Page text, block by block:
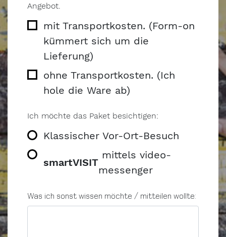
Angebot.
mit Transportkosten. (Form-on
kümmert sich um die
Lieferung)
ohne Transportkosten. (Ich
hole die Ware ab)
Ich möchte das Paket besichtigen:
Klassischer Vor-Ort-Besuch
smartVISIT
mittels video-
messenger
Was ich sonst wissen möchte / mitteilen wollte: